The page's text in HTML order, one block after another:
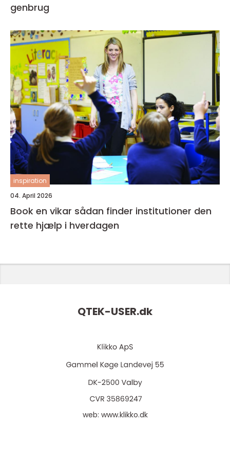
genbrug
inspiration
04. April 2026
Book en vikar sådan finder institutioner den
rette hjælp i hverdagen
QTEK-USER.dk
web: www.klikko.dk